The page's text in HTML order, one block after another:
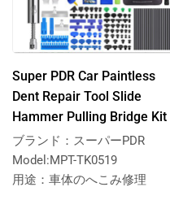
Super PDR Car Paintless
Dent Repair Tool Slide
Hammer Pulling Bridge Kit
ブランド：スーパーPDR
Model:MPT-TK0519
用途：車体のへこみ修理